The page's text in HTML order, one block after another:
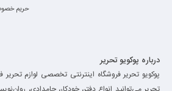
حریم
درباره پوکویو تحریر
پوکویو تحریر فروشگاه اینترنتی تخصصی لوازم